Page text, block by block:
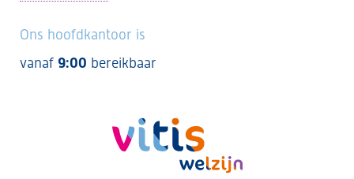
Ons hoofdkantoor is
vanaf 9:00 bereikbaar